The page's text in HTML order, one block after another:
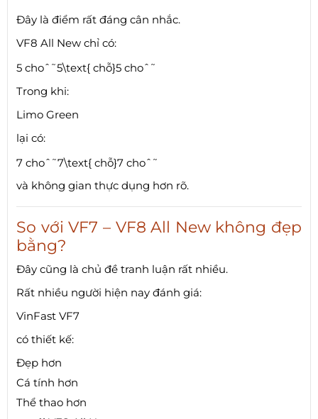
Đây là điểm rất đáng cân nhắc.
VF8 All New chỉ có:
5 choˆ˜5\text{ chỗ}5 choˆ ˜
Trong khi:
Limo Green
lại có:
7 choˆ˜7\text{ chỗ}7 choˆ ˜
và không gian thực dụng hơn rõ.
So với VF7 – VF8 All New không đẹp
bằng?
Đây cũng là chủ đề tranh luận rất nhiều.
Rất nhiều người hiện nay đánh giá:
VinFast VF7
có thiết kế:
Đẹp hơn
Cá tính hơn
Thể thao hơn